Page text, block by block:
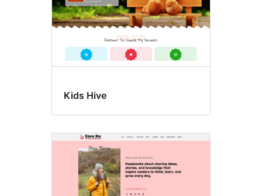
Kids Hive